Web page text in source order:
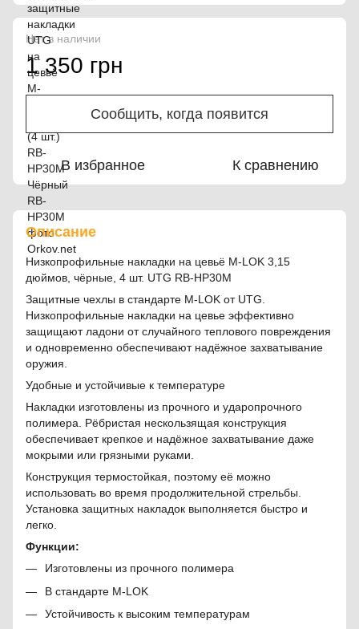
Нет в наличии
1 350 грн
Сообщить, когда появится
В избранное К сравнению
Описание
Низкопрофильные накладки на цевьё M-LOK 3,15
дюймов, чёрные, 4 шт. UTG RB-HP30M
Защитные чехлы в стандарте M-LOK от UTG.
Низкопрофильные накладки на цевье эффективно
защищают ладони от случайного теплового повреждения
и одновременно обеспечивают надёжное захватывание
оружия.
Удобные и устойчивые к температуре
Накладки изготовлены из прочного и ударопрочного
полимера. Рёбристая нескользящая конструкция
обеспечивает крепкое и надёжное захватывание даже
мокрыми или грязными руками.
Конструкция термостойкая, поэтому её можно
использовать во время продолжительной стрельбы.
Установка защитных накладок выполняется быстро и
легко.
Функции:
Изготовлены из прочного полимера
В стандарте M-LOK
Устойчивость к высоким температурам